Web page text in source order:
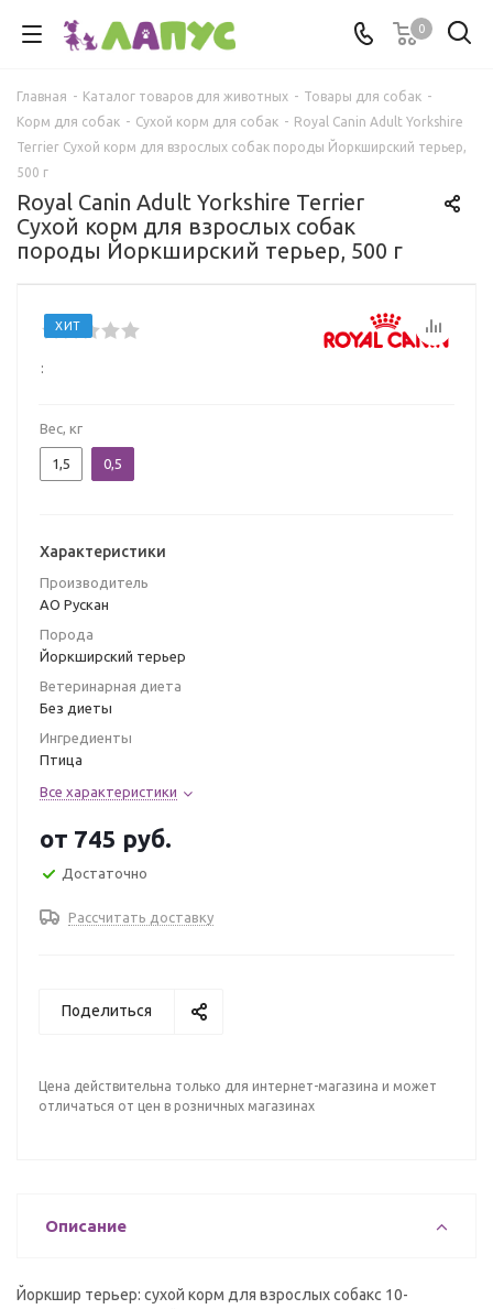
0
Главная - Каталог товаров для животных - Товары для собак -
Корм для собак - Сухой корм для собак - Royal Canin Adult Yorkshire
Terrier Сухой корм для взрослых собак породы Йоркширский терьер,
500 г
Royal Canin Adult Yorkshire Terrier
Сухой корм для взрослых собак
породы Йоркширский терьер, 500 г
ХИТ
:
Вес, кг
1,5 0,5
Характеристики
Производитель
АО Рускан
Порода
Йоркширский терьер
Ветеринарная диета
Без диеты
Ингредиенты
Птица
Все характеристики
от 745 руб.
Достаточно
Рассчитать доставку
Поделиться
Цена действительна только для интернет-магазина и может
отличаться от цен в розничных магазинах
Описание
Йоркшир терьер: сухой корм для взрослых собакс 10-